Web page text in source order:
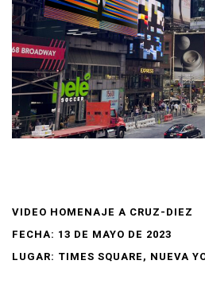
Spanish
VIDEO HOMENAJE A CRUZ-DIEZ
FECHA: 13 DE MAYO DE 2023
LUGAR: TIMES SQUARE, NUEVA